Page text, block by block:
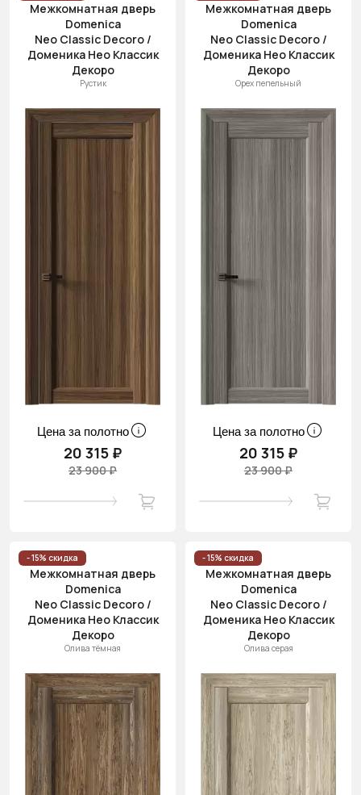
Межкомнатная дверь
Domenica
Neo Classic Decoro /
Доменика Нео Классик
Декоро
Рустик
Цена за полотно
20 315 ₽
23 900 ₽
Межкомнатная дверь
Domenica
Neo Classic Decoro /
Доменика Нео Классик
Декоро
Орех пепельный
Цена за полотно
20 315 ₽
23 900 ₽
- 15% скидка
Межкомнатная дверь
Domenica
Neo Classic Decoro /
Доменика Нео Классик
Декоро
Олива тёмная
- 15% скидка
Межкомнатная дверь
Domenica
Neo Classic Decoro /
Доменика Нео Классик
Декоро
Олива серая